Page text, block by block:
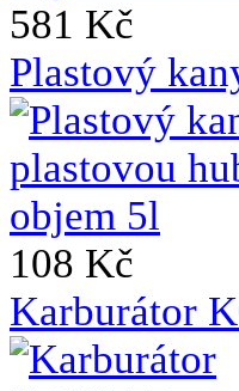
581 Kč
Plastový
108 Kč
Karburátor